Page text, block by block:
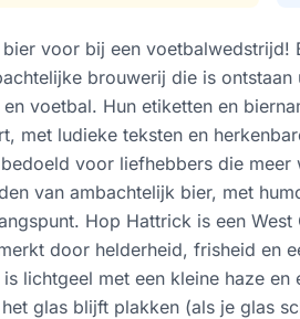
bier voor bij een voetbalwedstrijd!
brouwerij die is
en voetbal. Hun etiketten en
met ludieke teksten en
voor liefhebbers die meer
van ambachtelijk bier, met
Hop Hattrick is een
door helderheid, frisheid en
is lichtgeel met een kleine haze
glas blijft plakken (als je glas